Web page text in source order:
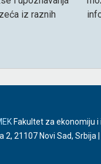
iz raznih
Fakultet za ekonomiju
2, 21107 Novi Sad, Srbija